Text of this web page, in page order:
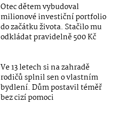
Otec dětem vybudoval
milionové investiční portfolio
do začátku života. Stačilo mu
odkládat pravidelně 500 Kč
Ve 13 letech si na zahradě
rodičů splnil sen o vlastním
bydlení. Dům postavil téměř
bez cizí pomoci